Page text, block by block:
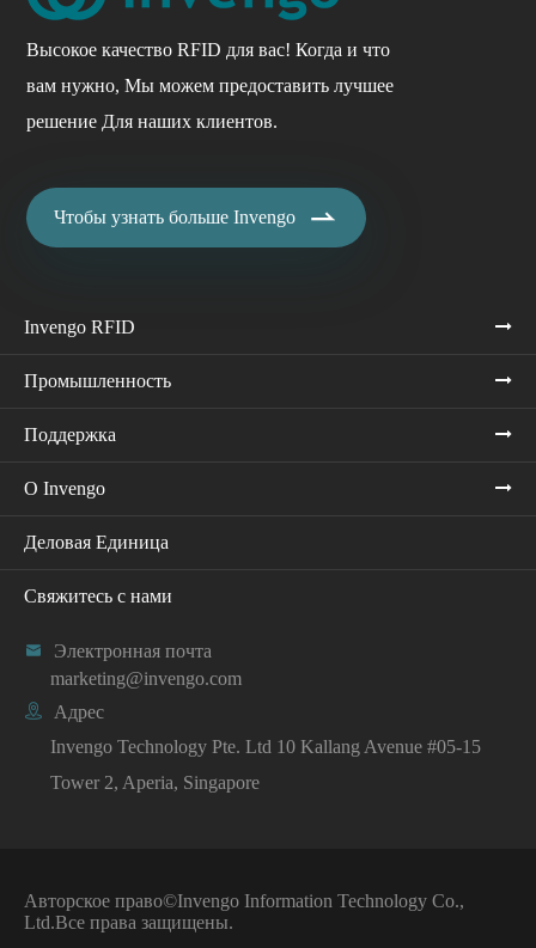
Высокое качество RFID для вас! Когда и что
вам нужно, Мы можем предоставить лучшее
решение Для наших клиентов.
Чтобы узнать больше Invengo 
Invengo RFID
Промышленность
Поддержка
О Invengo
Деловая Единица
Свяжитесь с нами

Электронная почта
marketing@invengo.com

Адрес
Invengo Technology Pte. Ltd 10 Kallang Avenue #05-15
Tower 2, Aperia, Singapore
Авторское право©Invengo Information Technology Co.,
Ltd.Все права защищены.